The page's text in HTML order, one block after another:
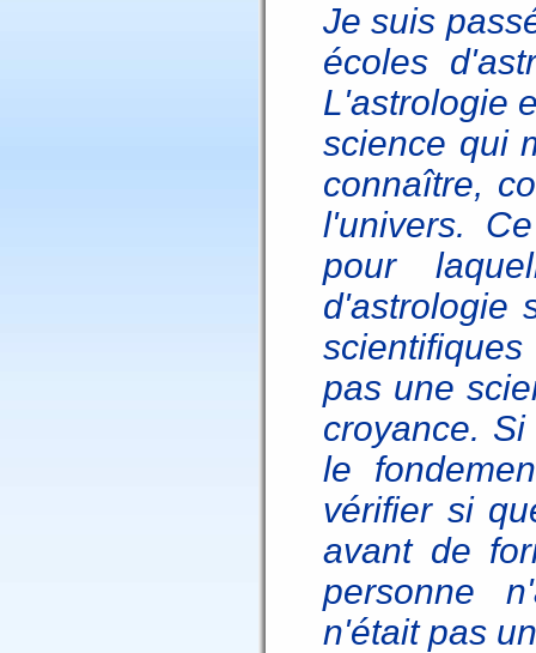
Je suis
écoles
L'astrologie
science qui
connaître,
l'univers.
pour
d'astrologie
pas une
croyance.
le
vérifier si
avant de
personne
n'était pas